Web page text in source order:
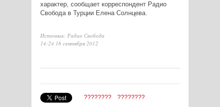
характер, сообщает корреспондент Радио
Свобода в Турции Елена Солнцева.
Источник: Радио Свобода
14:24 16 сентября 2012
???????? ????????